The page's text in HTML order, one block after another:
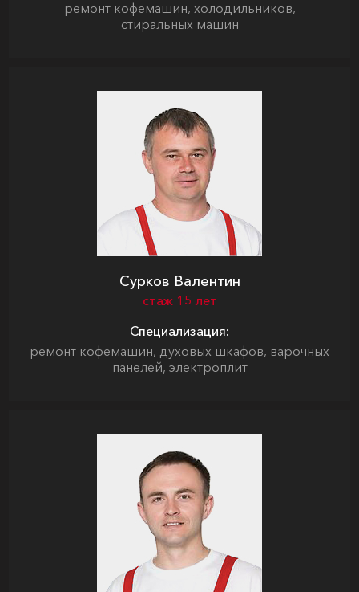
ремонт кофемашин, холодильников,
стиральных машин
Сурков Валентин
стаж 15 лет
Специализация:
ремонт кофемашин, духовых шкафов, варочных
панелей, электроплит